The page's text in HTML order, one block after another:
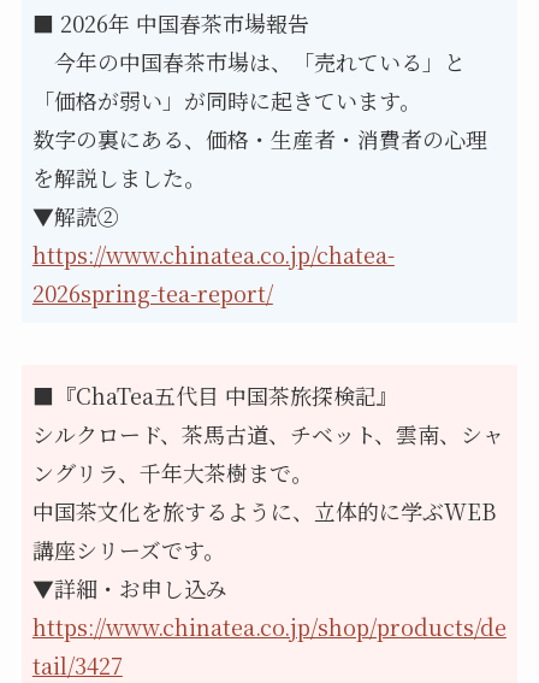
■ 2026年 中国春茶市場報告
今年の中国春茶市場は、「売れている」と
「価格が弱い」が同時に起きています。
数字の裏にある、価格・生産者・消費者の心理
を解説しました。
▼解読②
https://www.chinatea.co.jp/chatea-
2026spring-tea-report/
■『ChaTea五代目 中国茶旅探検記』
シルクロード、茶馬古道、チベット、雲南、シャ
ングリラ、千年大茶樹まで。
中国茶文化を旅するように、立体的に学ぶWEB
講座シリーズです。
▼詳細・お申し込み
https://www.chinatea.co.jp/shop/products/de
tail/3427